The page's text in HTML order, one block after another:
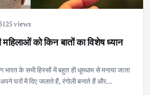
views
महिलाओं को किन बातों का विशेष ध्यान
भारत के सभी हिस्सों में बहुत ही धूमधाम से मनाया जाता
घरों में दिए जलाते हैं, रंगोली बनाते हैं और…